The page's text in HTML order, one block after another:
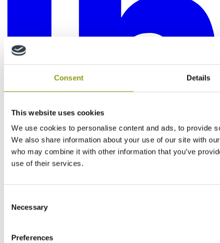
Consent Details
This website uses cookies
We use cookies to personalise content and ads, to provide
We also share information about your use of our site with
who may combine it with other information that you’ve
use of their services.
Selection
Necessary
Preferences